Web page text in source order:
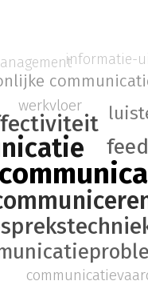
werkvloer
informatie-